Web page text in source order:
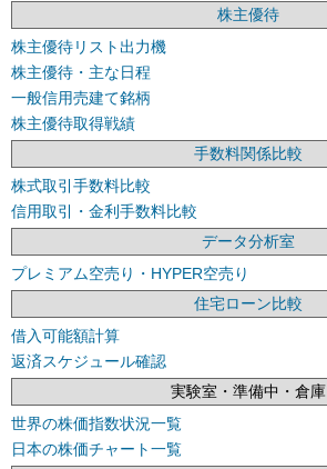
株主優待
株主優待リスト出力機
株主優待・主な日程
一般信用売建て銘柄
株主優待取得戦績
手数料関係比較
株式取引手数料比較
信用取引・金利手数料比較
データ分析室
プレミアム空売り・HYPER空売り
住宅ローン比較
借入可能額計算
返済スケジュール確認
実験室・準備中・倉庫
世界の株価指数状況一覧
日本の株価チャート一覧